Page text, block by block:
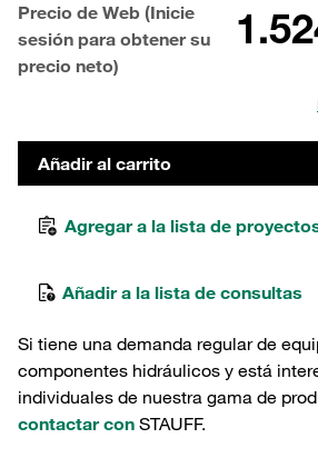
Precio de Web (Inicie
sesión para obtener su
precio neto)
Añadir al carrito
Agregar a la lista de
Añadir a la lista de consultas
Si tiene una demanda regular de
componentes hidráulicos y está
individuales de nuestra gama de
contactar con STAUFF.